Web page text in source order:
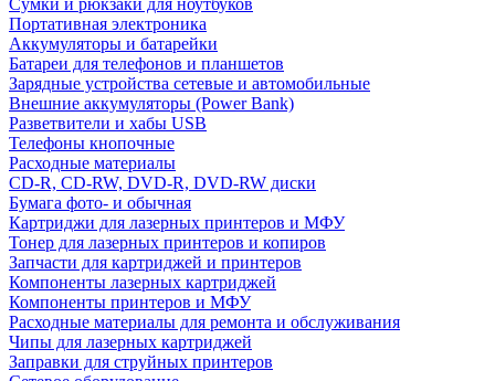
Сумки и рюкзаки для ноутбуков
Портативная электроника
Аккумуляторы и батарейки
Батареи для телефонов и планшетов
Зарядные устройства сетевые и автомобильные
Внешние аккумуляторы (Power Bank)
Разветвители и хабы USB
Телефоны кнопочные
Расходные материалы
CD-R, CD-RW, DVD-R, DVD-RW диски
Бумага фото- и обычная
Картриджи для лазерных принтеров и МФУ
Тонер для лазерных принтеров и копиров
Запчасти для картриджей и принтеров
Компоненты лазерных картриджей
Компоненты принтеров и МФУ
Расходные материалы для ремонта и обслуживания
Чипы для лазерных картриджей
Заправки для струйных принтеров